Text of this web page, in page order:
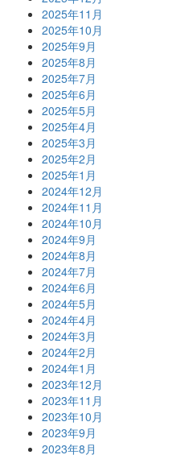
2025年11月
2025年10月
2025年9月
2025年8月
2025年7月
2025年6月
2025年5月
2025年4月
2025年3月
2025年2月
2025年1月
2024年12月
2024年11月
2024年10月
2024年9月
2024年8月
2024年7月
2024年6月
2024年5月
2024年4月
2024年3月
2024年2月
2024年1月
2023年12月
2023年11月
2023年10月
2023年9月
2023年8月